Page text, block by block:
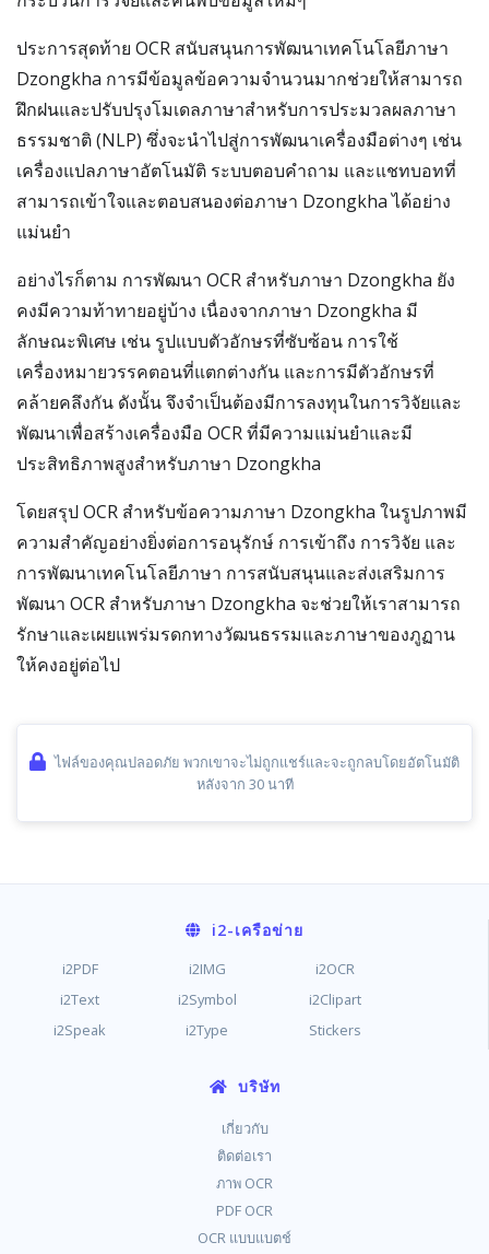
ประการสุดท้าย OCR สนับสนุนการพัฒนาเทคโนโลยีภาษา
Dzongkha การมีข้อมูลข้อความจำนวนมากช่วยให้สามารถ
ฝึกฝนและปรับปรุงโมเดลภาษาสำหรับการประมวลผลภาษา
ธรรมชาติ (NLP) ซึ่งจะนำไปสู่การพัฒนาเครื่องมือต่างๆ เช่น
เครื่องแปลภาษาอัตโนมัติ ระบบตอบคำถาม และแชทบอทที่
สามารถเข้าใจและตอบสนองต่อภาษา Dzongkha ได้อย่าง
แม่นยำ
อย่างไรก็ตาม การพัฒนา OCR สำหรับภาษา Dzongkha ยัง
คงมีความท้าทายอยู่บ้าง เนื่องจากภาษา Dzongkha มี
ลักษณะพิเศษ เช่น รูปแบบตัวอักษรที่ซับซ้อน การใช้
เครื่องหมายวรรคตอนที่แตกต่างกัน และการมีตัวอักษรที่
คล้ายคลึงกัน ดังนั้น จึงจำเป็นต้องมีการลงทุนในการวิจัยและ
พัฒนาเพื่อสร้างเครื่องมือ OCR ที่มีความแม่นยำและมี
ประสิทธิภาพสูงสำหรับภาษา Dzongkha
โดยสรุป OCR สำหรับข้อความภาษา Dzongkha ในรูปภาพมี
ความสำคัญอย่างยิ่งต่อการอนุรักษ์ การเข้าถึง การวิจัย และ
การพัฒนาเทคโนโลยีภาษา การสนับสนุนและส่งเสริมการ
พัฒนา OCR สำหรับภาษา Dzongkha จะช่วยให้เราสามารถ
รักษาและเผยแพร่มรดกทางวัฒนธรรมและภาษาของภูฏาน
ให้คงอยู่ต่อไป
ไฟล์ของคุณปลอดภัย พวกเขาจะไม่ถูกแชร์และจะถูกลบโดยอัตโนมัติ
หลังจาก 30 นาที
i2-เครือข่าย
i2PDF i2IMG
i2OCR
i2Text
i2Symbol
i2Clipart
i2Speak
i2Type Stickers
บริษัท
เกี่ยวกับ
ติดต่อเรา
ภาพ OCR
PDF OCR
OCR แบบแบตช์